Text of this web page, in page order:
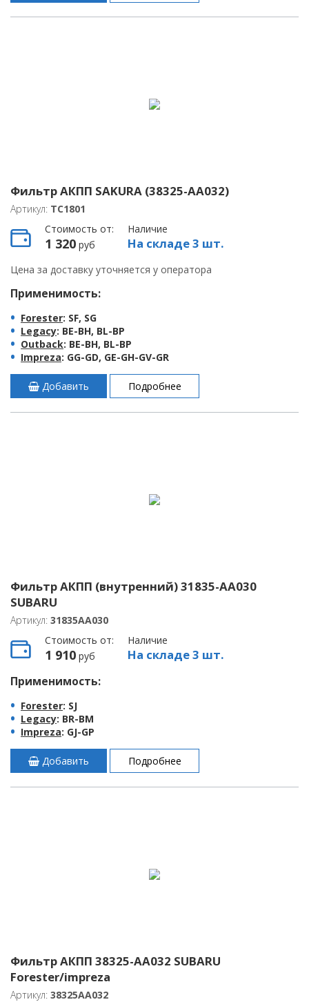
Фильтр АКПП SAKURA (38325-AA032)
Артикул: TC1801
Стоимость от:
1 320 руб
Наличие
На складе 3 шт.
Цена за доставку уточняется у оператора
Применимость:
Forester: SF, SG
Legacy: BE-BH, BL-BP
Outback: BE-BH, BL-BP
Impreza: GG-GD, GE-GH-GV-GR
Добавить Подробнее
Фильтр АКПП (внутренний) 31835-AA030
SUBARU
Артикул: 31835AA030
Стоимость от:
1 910 руб
Наличие
На складе 3 шт.
Применимость:
Forester: SJ
Legacy: BR-BM
Impreza: GJ-GP
Добавить Подробнее
Фильтр АКПП 38325-AA032 SUBARU
Forester/impreza
Артикул: 38325AA032